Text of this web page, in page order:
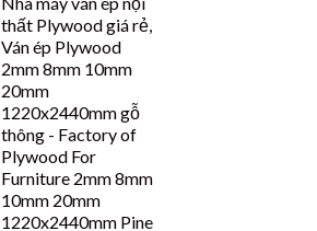
thất Plywood giá rẻ,
Ván ép Plywood
2mm 8mm 10mm
20mm
1220x2440mm gỗ
thông - Factory of
Plywood For
Furniture 2mm 8mm
10mm 20mm
1220x2440mm Pine